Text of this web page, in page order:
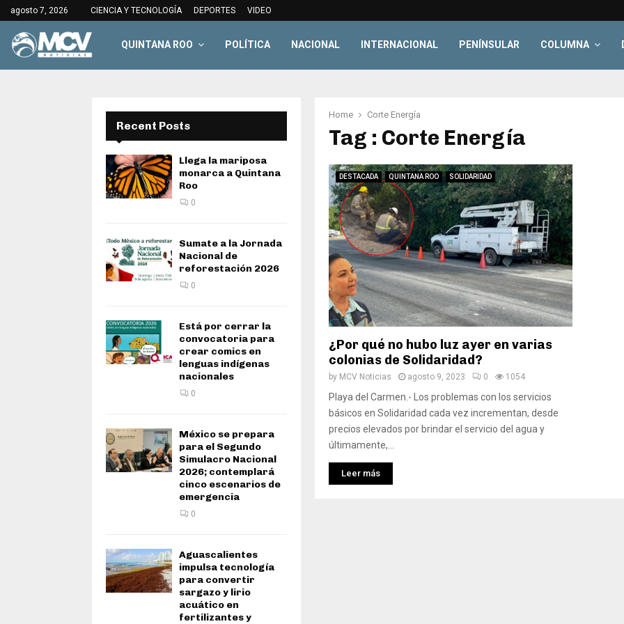
agosto 7, 2026 CIENCIA Y TECNOLOGÍA DEPORTES VIDEO
QUINTANA ROO POLÍTICA NACIONAL INTERNACIONAL PENÍNSULAR COLUMNA
Home Corte Energía
Tag : Corte Energía
DESTACADA QUINTANA ROO SOLIDARIDAD
¿Por qué no hubo luz ayer en varias
colonias de Solidaridad?
by MCV Noticias agosto 9, 2023 0 1054
Playa del Carmen.- Los problemas con los servicios
básicos en Solidaridad cada vez incrementan, desde
precios elevados por brindar el servicio del agua y
últimamente,...
Leer más
Recent Posts
Llega la mariposa
monarca a Quintana
Roo
0
Sumate a la Jornada
Nacional de
reforestación 2026
0
Está por cerrar la
convocatoria para
crear comics en
lenguas indígenas
nacionales
0
México se prepara
para el Segundo
Simulacro Nacional
2026; contemplará
cinco escenarios de
emergencia
0
Aguascalientes
impulsa tecnología
para convertir
sargazo y lirio
acuático en
fertilizantes y